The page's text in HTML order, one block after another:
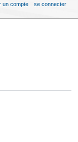
un compte se connecter